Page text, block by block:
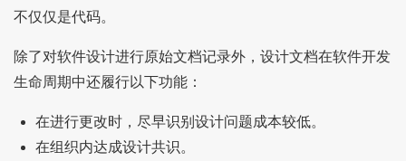
不仅仅是代码。
除了对软件设计进行原始文档记录外，设计文档在软件开发
生命周期中还履行以下功能：
在进行更改时，尽早识别设计问题成本较低。
在组织内达成设计共识。